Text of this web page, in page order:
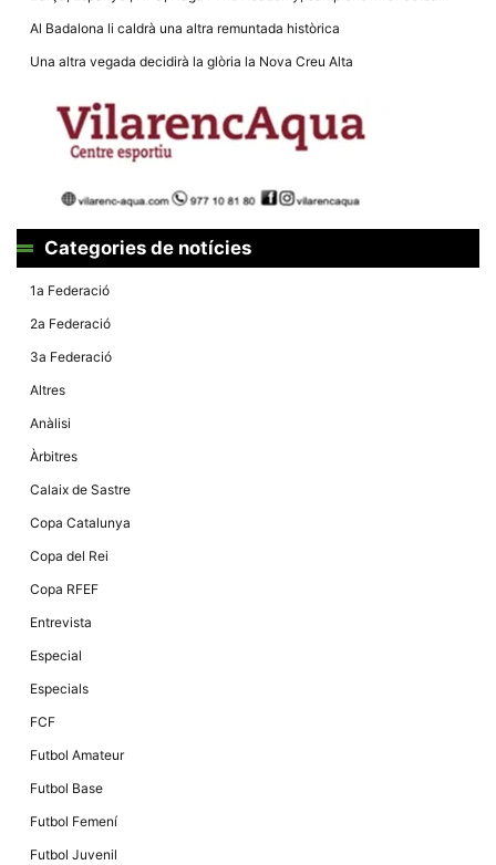
Al Badalona li caldrà una altra remuntada històrica
Una altra vegada decidirà la glòria la Nova Creu Alta
Categories de notícies
1a Federació
2a Federació
3a Federació
Altres
Anàlisi
Àrbitres
Calaix de Sastre
Copa Catalunya
Copa del Rei
Copa RFEF
Entrevista
Especial
Especials
FCF
Futbol Amateur
Futbol Base
Futbol Femení
Futbol Juvenil